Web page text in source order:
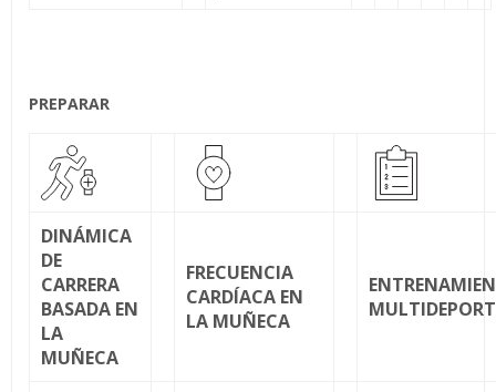
PREPARAR
DINÁMICA
DE
CARRERA
BASADA EN
LA
MUÑECA
FRECUENCIA
CARDÍACA EN
LA MUÑECA